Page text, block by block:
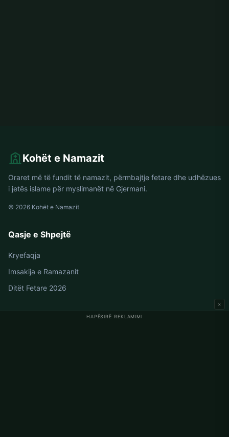
HAPËSIRË REKLAMIMI
×
Kohët e Namazit
Oraret më të fundit të namazit, përmbajtje fetare dhe udhëzues
i jetës islame për myslimanët në Gjermani.
© 2026 Kohët e Namazit
Qasje e Shpejtë
Kryefaqja
Imsakija e Ramazanit
Ditët Fetare 2026
Oraret e Namazit në Gjermani